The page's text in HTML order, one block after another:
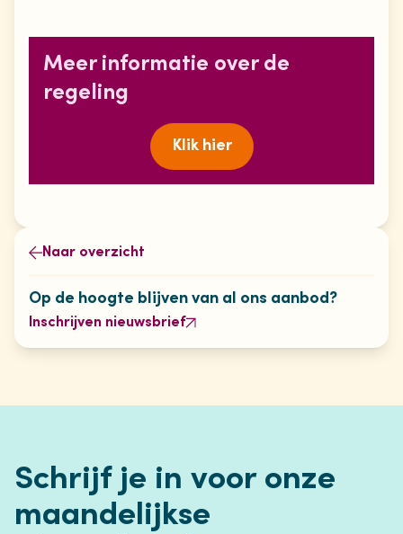
Meer informatie over de
regeling
Klik hier
Naar overzicht
Op de hoogte blijven van al ons aanbod?
Inschrijven nieuwsbrief
Schrijf je in voor onze
maandelijkse